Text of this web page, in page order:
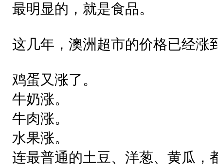
最明显的，就是食品。
这几年，澳洲超市的价格已经涨
鸡蛋又涨了。
牛奶涨。
牛肉涨。
水果涨。
连最普通的土豆、洋葱、黄瓜，